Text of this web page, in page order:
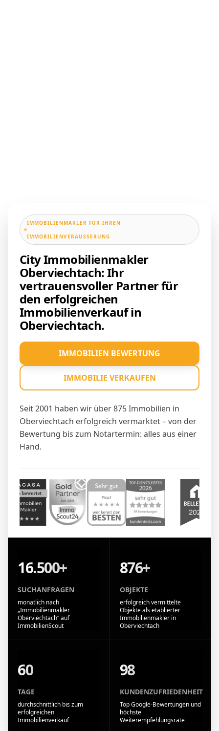
IMMOBILIENMAKLER FÜR IHREN
IMMOBILIENVERÄUSSERUNG
City Immobilienmakler
Oberviechtach: Ihr
vertrauensvoller Partner für
den erfolgreichen
Immobilienverkauf in
Oberviechtach.
Seit 2001 haben wir über 875 Immobilien in
Oberviechtach erfolgreich vermarktet – von der
Bewertung bis zum Notartermin: alles aus einer
Hand.
IMMOBILIEN BEWERTUNG
IMMOBILIE VERKAUFEN
16.500+
SUCHANFRAGEN
monatlich nach
„Immobilienmakler
Oberviechtach“ auf
ImmobilienScout
876+
OBJEKTE
erfolgreich vermittelte
Objekte als etablierter
Immobilienmakler in
Oberviechtach
60
TAGE
durchschnittlich bis zum
erfolgreichen
Immobilienverkauf
98
KUNDENZUFRIEDENHEIT
Top Google-Bewertungen und
höchste
Weiterempfehlungsrate